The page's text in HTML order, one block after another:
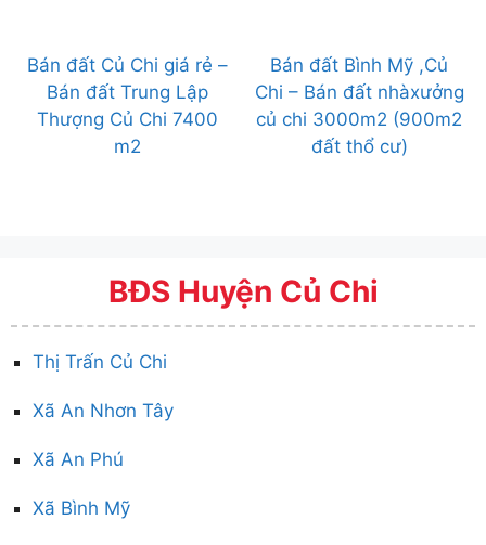
Bán đất Củ Chi giá rẻ –
Bán đất Trung Lập
Thượng Củ Chi 7400
m2
Bán đất Bình Mỹ ,Củ
Chi – Bán đất nhàxưởng
củ chi 3000m2 (900m2
đất thổ cư)
BĐS Huyện Củ Chi
Thị Trấn Củ Chi
Xã An Nhơn Tây
Xã An Phú
Xã Bình Mỹ